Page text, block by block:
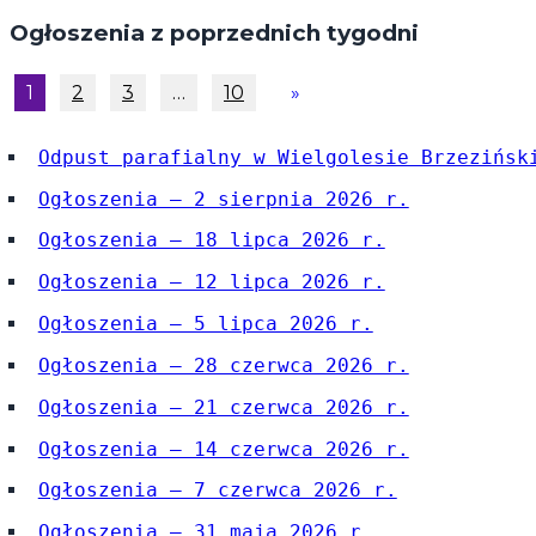
Ogłoszenia z poprzednich tygodni
1 2 3 … 10 »
Odpust parafialny w Wielgolesie
Ogłoszenia – 2 sierpnia 2026 r.
Ogłoszenia – 18 lipca 2026 r.
Ogłoszenia – 12 lipca 2026 r.
Ogłoszenia – 5 lipca 2026 r.
Ogłoszenia – 28 czerwca 2026 r.
Ogłoszenia – 21 czerwca 2026 r.
Ogłoszenia – 14 czerwca 2026 r.
Ogłoszenia – 7 czerwca 2026 r.